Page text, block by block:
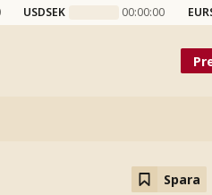
USDSEK 00:00:00
Spara